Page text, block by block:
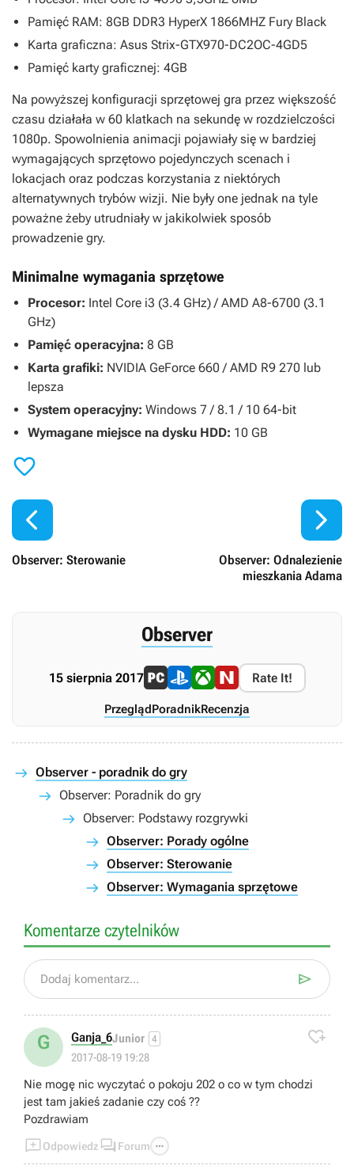
Pamięć RAM: 8GB DDR3 HyperX 1866MHZ Fury Black
Karta graficzna: Asus Strix-GTX970-DC2OC-4GD5
Pamięć karty graficznej: 4GB
Na powyższej konfiguracji sprzętowej gra przez większość
czasu działała w 60 klatkach na sekundę w rozdzielczości
1080p. Spowolnienia animacji pojawiały się w bardziej
wymagających sprzętowo pojedynczych scenach i
lokacjach oraz podczas korzystania z niektórych
alternatywnych trybów wizji. Nie były one jednak na tyle
poważne żeby utrudniały w jakikolwiek sposób
prowadzenie gry.
Minimalne wymagania sprzętowe
Procesor: Intel Core i3 (3.4 GHz) / AMD A8-6700 (3.1
GHz)
Pamięć operacyjna: 8 GB
Karta grafiki: NVIDIA GeForce 660 / AMD R9 270 lub
lepsza
System operacyjny: Windows 7 / 8.1 / 10 64-bit
Wymagane miejsce na dysku HDD: 10 GB


Observer: Sterowanie
Observer: Odnalezienie
mieszkania Adama

Observer
15 sierpnia 2017 Rate It!
PrzeglądPoradnikRecenzja
Observer - poradnik do gry
Observer: Poradnik do gry
Observer: Podstawy rozgrywki
Observer: Porady ogólne
Observer: Sterowanie
Observer: Wymagania sprzętowe
Komentarze czytelników
Dodaj komentarz... 
G Ganja_6Junior 4
2017-08-19 19:28

Nie mogę nic wyczytać o pokoju 202 o co w tym chodzi
jest tam jakieś zadanie czy coś ??
Pozdrawiam
Odpowiedz  Forum 